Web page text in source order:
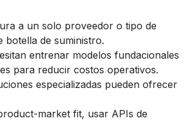
a un solo proveedor o tipo de
botella de suministro.
entrenar modelos fundacionales
para reducir costos operativos.
especializadas pueden ofrecer
market fit, usar APIs de